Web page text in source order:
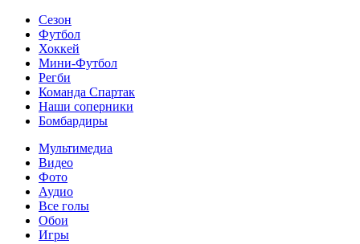
Сезон
Футбол
Хоккей
Мини-Футбол
Регби
Команда Спартак
Наши соперники
Бомбардиры
Мультимедиа
Видео
Фото
Аудио
Все голы
Обои
Игры